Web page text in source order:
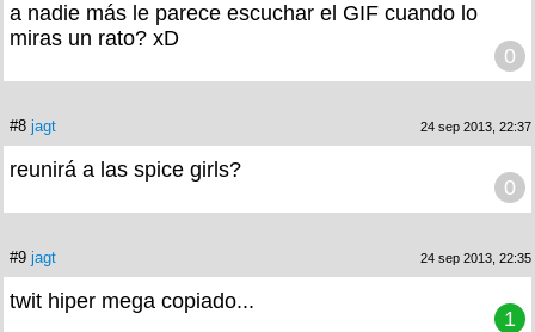
a nadie más le parece escuchar el GIF cuando lo
miras un rato? xD
0
#8 jagt 24 sep 2013, 22:37
reunirá a las spice girls?
0
#9 jagt 24 sep 2013, 22:35
twit hiper mega copiado...
1